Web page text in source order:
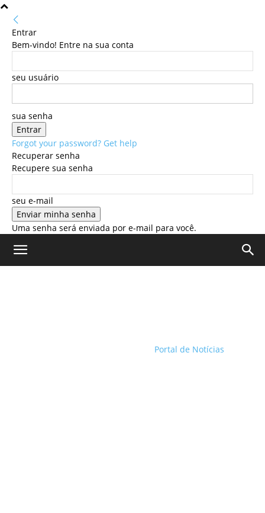
Entrar
Bem-vindo! Entre na sua conta
seu usuário
sua senha
Forgot your password? Get help
Recuperar senha
Recupere sua senha
seu e-mail
Uma senha será enviada por e-mail para você.
Portal de Notícias